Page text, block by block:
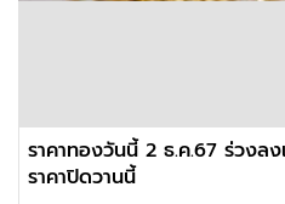
ราคาทองวันนี้ 2 ธ.ค.67 ร่วงล
ราคาปิดวานนี้